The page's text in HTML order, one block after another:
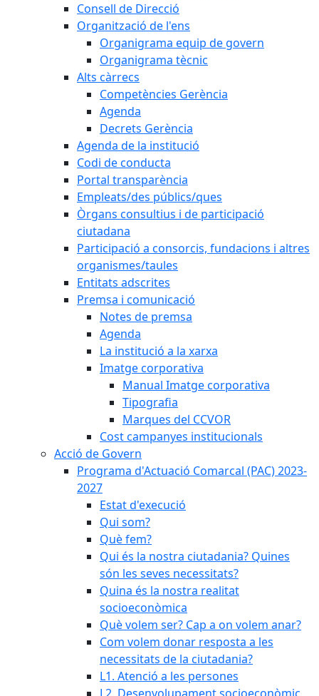
Consell de Direcció
Organització de l'ens
Organigrama equip de govern
Organigrama tècnic
Alts càrrecs
Competències Gerència
Agenda
Decrets Gerència
Agenda de la institució
Codi de conducta
Portal transparència
Empleats/des públics/ques
Òrgans consultius i de participació
ciutadana
Participació a consorcis, fundacions i altres
organismes/taules
Entitats adscrites
Premsa i comunicació
Notes de premsa
Agenda
La institució a la xarxa
Imatge corporativa
Manual Imatge corporativa
Tipografia
Marques del CCVOR
Cost campanyes institucionals
Acció de Govern
Programa d'Actuació Comarcal (PAC) 2023-
2027
Estat d'execució
Qui som?
Què fem?
Qui és la nostra ciutadania? Quines
són les seves necessitats?
Quina és la nostra realitat
socioeconòmica
Què volem ser? Cap a on volem anar?
Com volem donar resposta a les
necessitats de la ciutadania?
L1. Atenció a les persones